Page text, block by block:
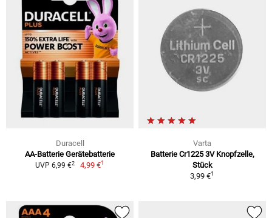
Duracell
AA-Batterie Gerätebatterie
UVP 6,99 €2 4,99 €1
Varta
Batterie Cr1225 3V Knopfzelle,
Stück
3,99 €1